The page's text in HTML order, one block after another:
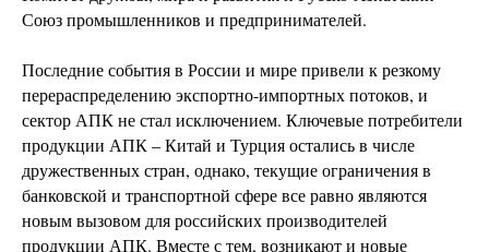
Союз промышленников и предпринимателей.
Последние события в России и мире привели к резкому
перераспределению экспортно-импортных потоков, и
сектор АПК не стал исключением. Ключевые потребители
продукции АПК – Китай и Турция остались в числе
дружественных стран, однако, текущие ограничения в
банковской и транспортной сфере все равно являются
новым вызовом для российских производителей
продукции АПК. Вместе с тем, возникают и новые